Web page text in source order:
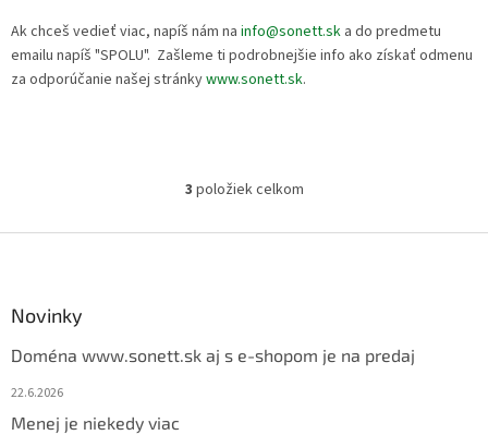
Ak chceš vedieť viac, napíš nám na info@sonett.sk a do predmetu
emailu napíš "SPOLU". Zašleme ti podrobnejšie info ako získať odmenu
za odporúčanie našej stránkywww.sonett.sk.
O
l
e
3 položiek celkom
Novinky
Doména www.sonett.sk aj s e-shopom je na predaj
22.6.2026
Menej je niekedy viac